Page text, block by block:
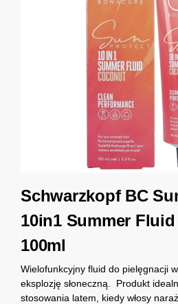
Schwarzkopf BC
10in1 Summer
100ml
Wielofunkcyjny fluid do pielęgnacji
eksplozję słoneczną. Produkt
stosowania latem, kiedy włosy